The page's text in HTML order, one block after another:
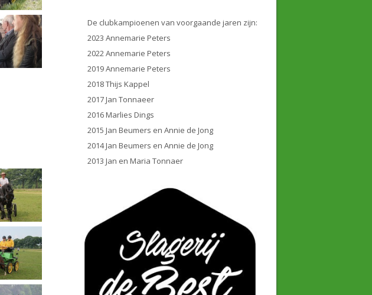
De clubkampioenen van voorgaande jaren zijn:
2023 Annemarie Peters
2022 Annemarie Peters
2019 Annemarie Peters
2018 Thijs Kappel
2017 Jan Tonnaeer
2016 Marlies Dings
2015 Jan Beumers en Annie de Jong
2014 Jan Beumers en Annie de Jong
2013 Jan en Maria Tonnaer